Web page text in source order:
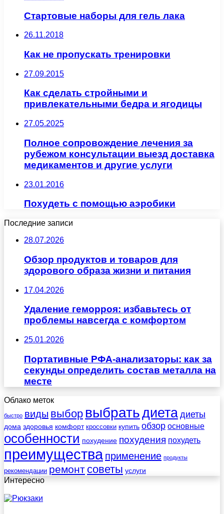
Стартовые наборы для гель лака
26.11.2018
Как не пропускать тренировки
27.09.2015
Как сделать стройными и
привлекательными бедра и ягодицы
27.05.2025
Полное сопровождение лечения за
рубежом консультации выезд доставка
медикаментов и другие услуги
23.01.2016
Похудеть с помощью аэробики
Последние записи
28.07.2026
Обзор продуктов и товаров для
здорового образа жизни и питания
17.04.2026
Удаление геморроя: избавьтесь от
проблемы навсегда с комфортом
25.01.2026
Портативные РФА-анализаторы: как за
секунды определить состав металла на
месте
Облако меток
быстро виды выбор выбратьдиета диеты
дома здоровья комфорт кроссовки купить обзор основные
особенности похудение похудения похудеть
преимущества применение продукты
рекомендации ремонт советы услуги
Интересно